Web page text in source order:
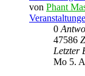
von Phant
0
47586
Letzter
Mo 5.